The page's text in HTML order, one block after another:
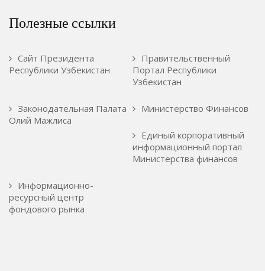
Полезные ссылки
Сайт Президента
Республики Узбекистан
Правительственный
Портал Республики
Узбекистан
Законодательная Палата
Олий Мажлиса
Министерство Финансов
Единый корпоративный
информационный портал
Министерства финансов
Информационно-
ресурсный центр
фондового рынка